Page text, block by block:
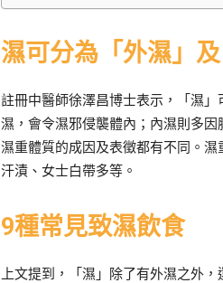
濕可分為「外濕」及
註冊中醫師徐澤昌博士表示，「濕
濕，會令濕邪侵襲體內；內濕則多
濕重體質的成因及表徵都有不同。
汗漬、女士白帶多等。
9種常見致濕飲食
上文提到，「濕」除了有外濕之外